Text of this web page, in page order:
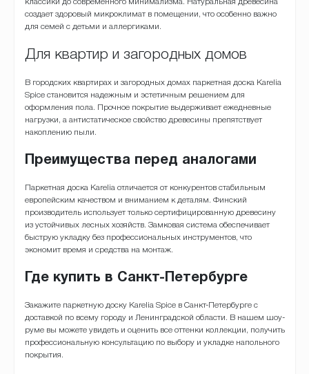
классики до современного минимализма. Натуральная древесина
создает здоровый микроклимат в помещении, что особенно важно
для семей с детьми и аллергиками.
Для квартир и загородных домов
В городских квартирах и загородных домах паркетная доска Karelia
Spice становится надежным и эстетичным решением для
оформления пола. Прочное покрытие выдерживает ежедневные
нагрузки, а антистатическое свойство древесины препятствует
накоплению пыли.
Преимущества перед аналогами
Паркетная доска Karelia отличается от конкурентов стабильным
европейским качеством и вниманием к деталям. Финский
производитель использует только сертифицированную древесину
из устойчивых лесных хозяйств. Замковая система обеспечивает
быструю укладку без профессиональных инструментов, что
экономит время и средства на монтаж.
Где купить в Санкт-Петербурге
Закажите паркетную доску Karelia Spice в Санкт-Петербурге с
доставкой по всему городу и Ленинградской области. В нашем шоу-
руме вы можете увидеть и оценить все оттенки коллекции, получить
профессиональную консультацию по выбору и укладке напольного
покрытия.